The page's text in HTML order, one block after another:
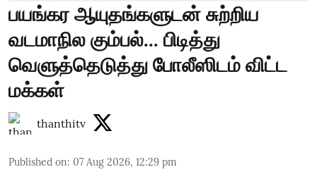
பயங்கர ஆயுதங்களுடன் சுற்றிய
வடமாநில கும்பல்... பிடித்து
வெளுத்தெடுத்து போலீஸிடம் விட்ட
மக்கள்
thanthitv
Published on: 07 Aug 2026, 12:29 pm